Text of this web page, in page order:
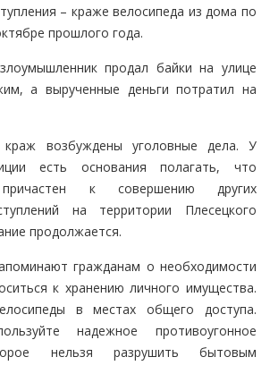
– краже велосипеда из дома по
прошлого года.
продал байки на улице
а вырученные деньги потратил на
возбуждены уголовные дела. У
есть основания полагать, что
причастен к совершению других
на территории Плесецкого
продолжается.
гражданам о необходимости
к хранению личного имущества.
в местах общего доступа.
надежное противоугонное
нельзя разрушить бытовым